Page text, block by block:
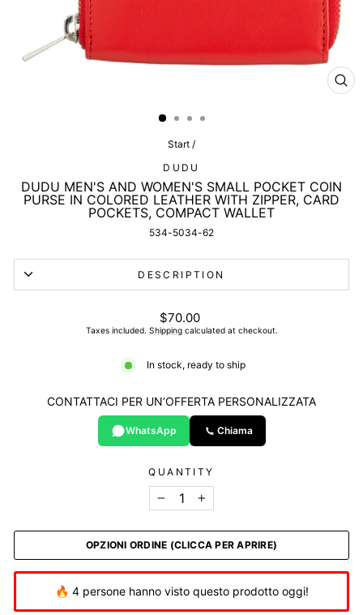
Start /
DUDU
DUDU MEN'S AND WOMEN'S SMALL POCKET COIN
PURSE IN COLORED LEATHER WITH ZIPPER, CARD
POCKETS, COMPACT WALLET
534-5034-62
DESCRIPTION
List
price
$70.00
Taxes included. Shippingcalculated at checkout.
In stock, ready to ship
CONTATTACI PER UN’OFFERTA PERSONALIZZATA
WhatsApp Chiama
QUANTITY
+
OPZIONI ORDINE (CLICCA PER APRIRE)
🔥 4 persone hanno visto questo prodotto oggi!